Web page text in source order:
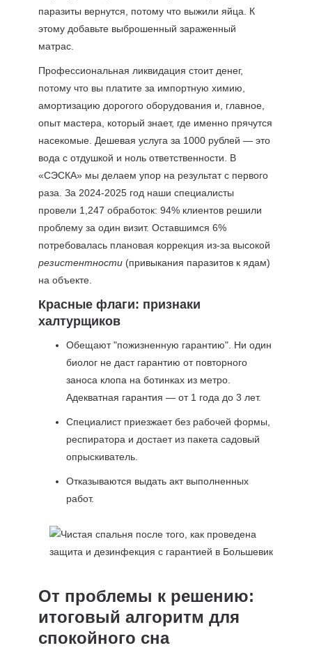
паразиты вернутся, потому что выжили яйца. К
этому добавьте выброшенный зараженный
матрас.
Профессиональная ликвидация стоит денег,
потому что вы платите за импортную химию,
амортизацию дорогого оборудования и, главное,
опыт мастера, который знает, где именно прячутся
насекомые. Дешевая услуга за 1000 рублей — это
вода с отдушкой и ноль ответственности. В
«СЭСКА» мы делаем упор на результат с первого
раза. За 2024-2025 год наши специалисты
провели 1,247 обработок: 94% клиентов решили
проблему за один визит. Оставшимся 6%
потребовалась плановая коррекция из-за высокой
резистентности(привыкания паразитов к ядам)
на объекте.
Красные флаги: признаки
халтурщиков
Обещают "пожизненную гарантию". Ни один
биолог не даст гарантию от повторного
заноса клопа на ботинках из метро.
Адекватная гарантия — от 1 года до 3 лет.
Специалист приезжает без рабочей формы,
респиратора и достает из пакета садовый
опрыскиватель.
Отказываются выдать акт выполненных
работ.
От проблемы к решению:
итоговый алгоритм для
спокойного сна